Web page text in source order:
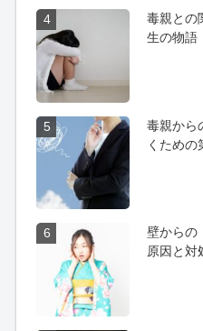
4
毒親との
生の物語
5
毒親から
くための
6
壁からの
原因と対